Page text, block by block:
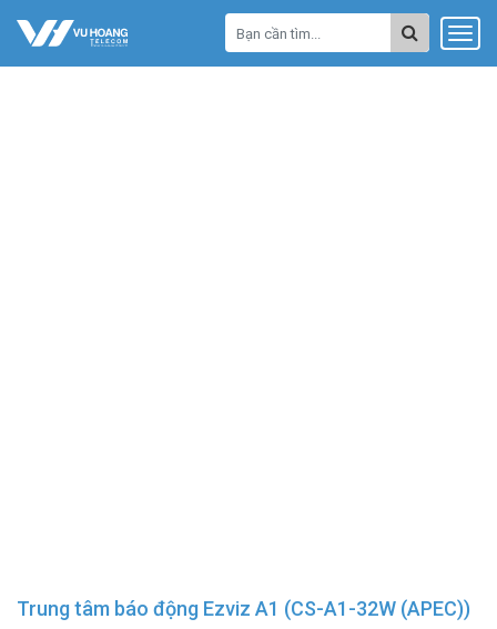
Trung tâm báo động Ezviz A1 (CS-A1-32W (APEC))